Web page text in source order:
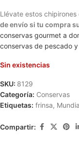
Llévate estos
de envío si tu compra
conservas gourmet a
conservas de pescado
Sin existencias
SKU: 8129
Categoría: Conservas
Etiquetas: frinsa,
Compartir: